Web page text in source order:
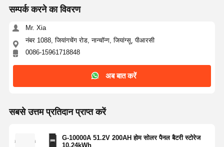
यूटिलिटी सौर ऊर्जा प्रणाली
Solar Panel And Inverter
Sharing Power Bank
Solar Powered Street Lights
Solar Container System
सम्पर्क करने का विवरण
Mr. Xia
नंबर 1088, जियांगचेंग रोड, नान्चॉन्ग, जियांग्सू, पीआरसी
0086-15961718848
अब बात करें
सबसे उत्तम प्रतिदान प्राप्त करें
G-10000A 51.2V 200AH होम सोलर पैनल बैटरी स्टोरेज
10.24kWh